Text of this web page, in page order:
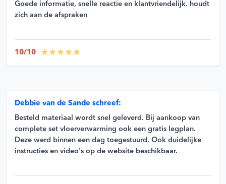
Goede informatie, snelle reactie en klantvriendelijk. houdt
zich aan de afspraken
10/10
Debbie van de Sande schreef:
Besteld materiaal wordt snel geleverd. Bij aankoop van
complete set vloerverwarming ook een gratis legplan.
Deze werd binnen een dag toegestuurd. Ook duidelijke
instructies en video's op de website beschikbaar.